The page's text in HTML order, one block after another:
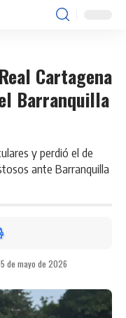
Cartagena
Barranquilla
y perdió el de
ante Barranquilla
de mayo de 2026